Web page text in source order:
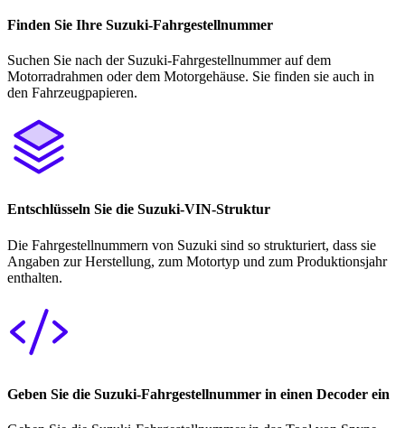
Finden Sie Ihre Suzuki-Fahrgestellnummer
Suchen Sie nach der Suzuki-Fahrgestellnummer auf dem
Motorradrahmen oder dem Motorgehäuse. Sie finden sie auch in
den Fahrzeugpapieren.
Entschlüsseln Sie die Suzuki-VIN-Struktur
Die Fahrgestellnummern von Suzuki sind so strukturiert, dass sie
Angaben zur Herstellung, zum Motortyp und zum Produktionsjahr
enthalten.
Geben Sie die Suzuki-Fahrgestellnummer in einen Decoder ein